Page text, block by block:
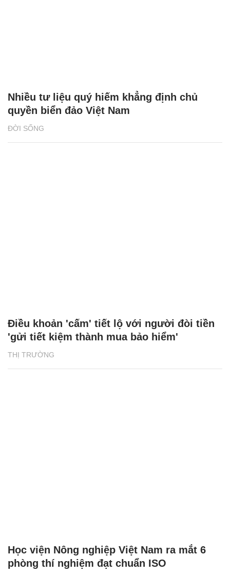
ĐỜI SỐNG
Nhiều tư liệu quý hiếm khẳng định chủ
quyền biển đảo Việt Nam
THỊ TRƯỜNG
Điều khoản 'cấm' tiết lộ với người đòi tiền
'gửi tiết kiệm thành mua bảo hiểm'
Học viện Nông nghiệp Việt Nam ra mắt 6
phòng thí nghiệm đạt chuẩn ISO